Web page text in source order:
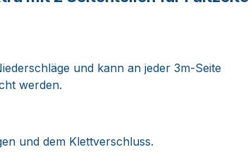
und kann an jeder 3m-Seite
werden.
und dem Klettverschluss.